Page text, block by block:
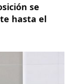
se
hasta el